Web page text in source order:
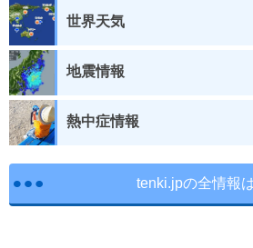
世界天気
地震情報
熱中症情報
tenki.jpの全情報